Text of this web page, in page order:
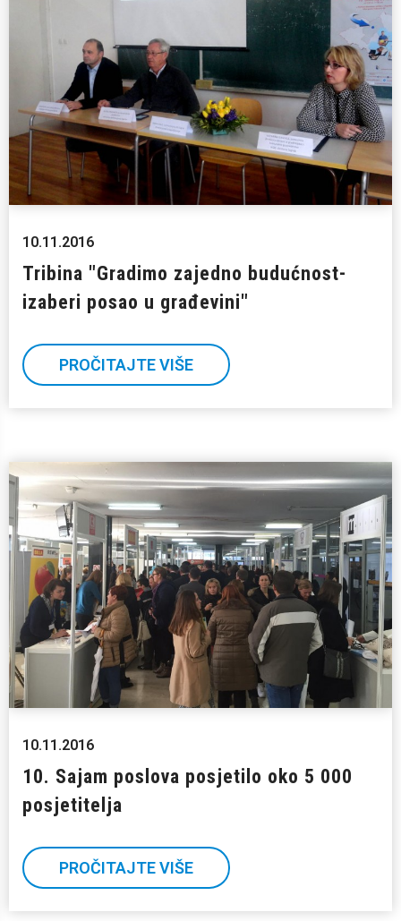
10.11.2016
Tribina "Gradimo zajedno budućnost-
izaberi posao u građevini"
PROČITAJTE VIŠE
10.11.2016
10. Sajam poslova posjetilo oko 5 000
posjetitelja
PROČITAJTE VIŠE